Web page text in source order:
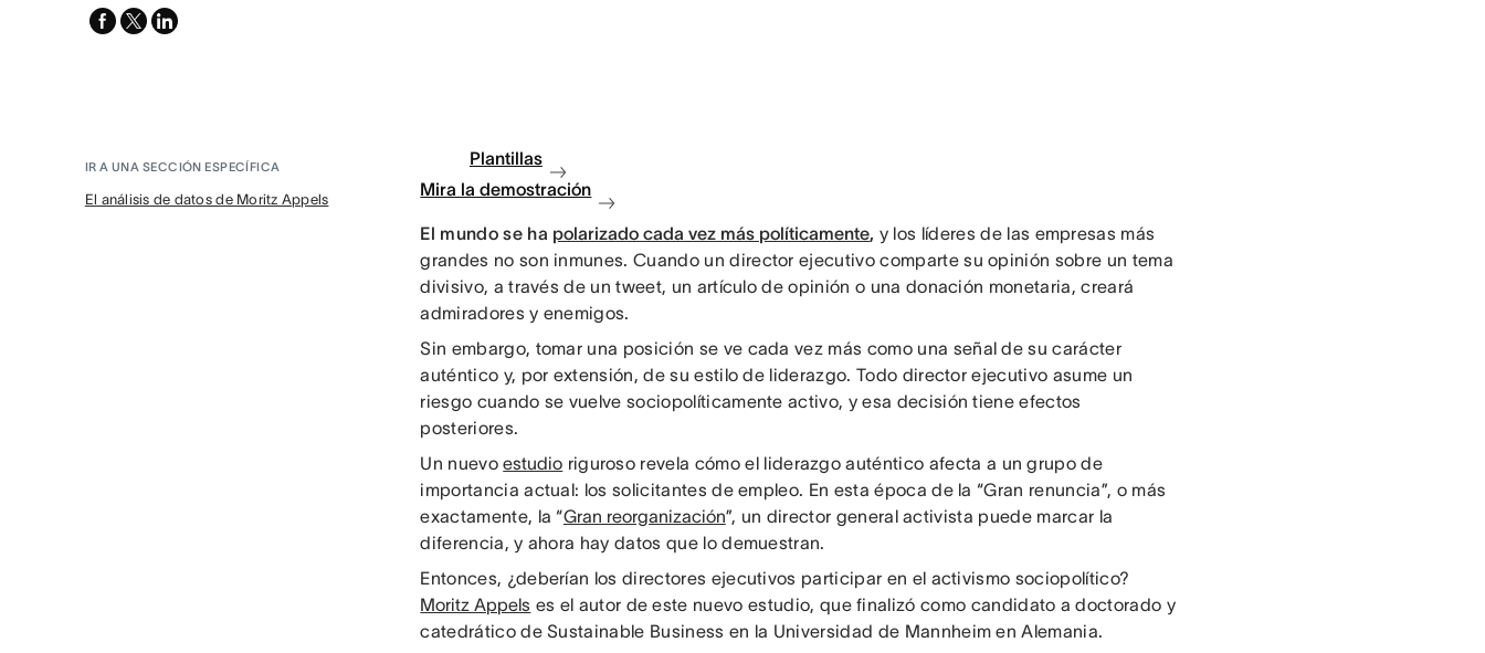
facebook
x-
linkedin
IR A UNA SECCIÓN ESPECÍFICA
El análisis de datos de Moritz Appels
Plantillas
Mira la demostración
El mundo se ha polarizado cada vez más políticamente, y los líderes de las empresas más
grandes no son inmunes. Cuando un director ejecutivo comparte su opinión sobre un tema
divisivo, a través de un tweet, un artículo de opinión o una donación monetaria, creará
admiradores y enemigos.
Sin embargo, tomar una posición se ve cada vez más como una señal de su carácter
auténtico y, por extensión, de su estilo de liderazgo. Todo director ejecutivo asume un
riesgo cuando se vuelve sociopolíticamente activo, y esa decisión tiene efectos
posteriores.
Un nuevoestudio riguroso revela cómo el liderazgo auténtico afecta a un grupo de
importancia actual: los solicitantes de empleo. En esta época de la “Gran renuncia”, o más
exactamente, la “Gran reorganización”, un director general activista puede marcar la
diferencia, y ahora hay datos que lo demuestran.
Entonces, ¿deberían los directores ejecutivos participar en el activismo sociopolítico?
Moritz Appels es el autor de este nuevo estudio, que finalizó como candidato a doctorado y
catedrático de Sustainable Business en la Universidad de Mannheim en Alemania.